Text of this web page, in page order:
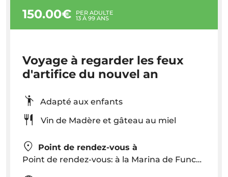
150.00€ PER ADULTE
13 À 99 ANS
Voyage à regarder les feux
d'artifice du nouvel an
Adapté aux enfants
Vin de Madère et gâteau au miel
Point de rendez-vous à
Point de rendez-vous: à la Marina de Funchal (ancien port de plaisance) au "Kiosque Seaborn" 30 minutes avant le départ.